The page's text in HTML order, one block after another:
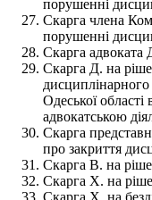
порушенні
Скарга члена
порушенні
Скарга
Скарга Д. на
Одеської
адвокатською
Скарга
про закриття
Скарга В. на
Скарга Х. на
Скарга Х. на